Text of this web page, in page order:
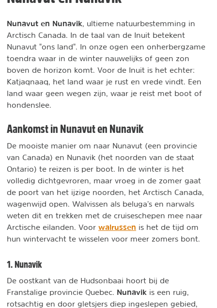
Nunavut en Nunavik , ultieme natuurbestemming in
Arctisch Canada. In de taal van de Inuit betekent
Nunavut "ons land". In onze ogen een onherbergzame
toendra waar in de winter nauwelijks of geen zon
boven de horizon komt. Voor de Inuit is het echter:
Katjaqnaaq, het land waar je rust en vrede vindt. Een
land waar geen wegen zijn, waar je reist met boot of
hondenslee.
Aankomst in Nunavut en Nunavik
De mooiste manier om naar Nunavut (een provincie
van Canada) en Nunavik (het noorden van de staat
Ontario) te reizen is per boot. In de winter is het
volledig dichtgevroren, maar vroeg in de zomer gaat
de poort van het ijzige noorden, het Arctisch Canada,
wagenwijd open. Walvissen als beluga’s en narwals
weten dit en trekken met de cruiseschepen mee naar
Arctische eilanden. Voor walrussen is het de tijd om
hun wintervacht te wisselen voor meer zomers bont.
1. Nunavik
De oostkant van de Hudsonbaai hoort bij de
Franstalige provincie Quebec. Nunavik is een ruig,
rotsachtig en door gletsjers diep ingeslepen gebied,